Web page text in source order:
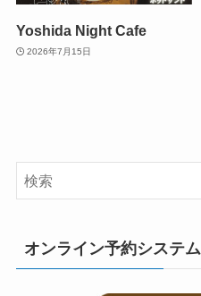
Yoshida Night Cafe
2026年7月15日
オンライン予約システム